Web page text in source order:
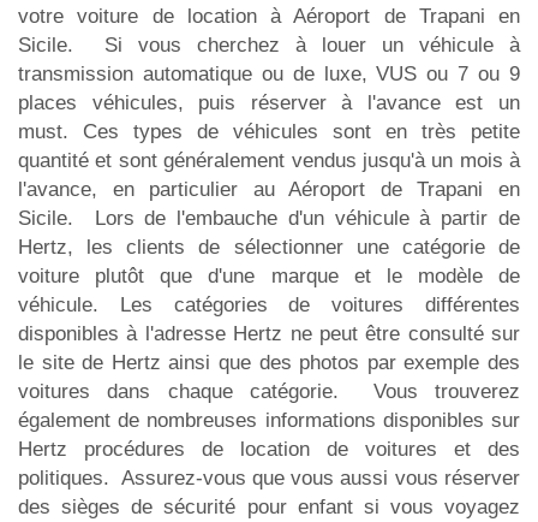
votre voiture de location à Aéroport de Trapani en
Sicile. Si vous cherchez à louer un véhicule à
transmission automatique ou de luxe, VUS ou 7 ou 9
places véhicules, puis réserver à l'avance est un
must. Ces types de véhicules sont en très petite
quantité et sont généralement vendus jusqu'à un mois à
l'avance, en particulier au Aéroport de Trapani en
Sicile. Lors de l'embauche d'un véhicule à partir de
Hertz, les clients de sélectionner une catégorie de
voiture plutôt que d'une marque et le modèle de
véhicule. Les catégories de voitures différentes
disponibles à l'adresse Hertz ne peut être consulté sur
le site de Hertz ainsi que des photos par exemple des
voitures dans chaque catégorie. Vous trouverez
également de nombreuses informations disponibles sur
Hertz procédures de location de voitures et des
politiques. Assurez-vous que vous aussi vous réserver
des sièges de sécurité pour enfant si vous voyagez